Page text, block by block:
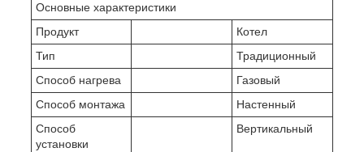
Основные характеристики
Продукт
Котел
Тип
Традиционный
Способ нагрева
Газовый
Способ монтажа
Настенный
Способ
установки
Вертикальный